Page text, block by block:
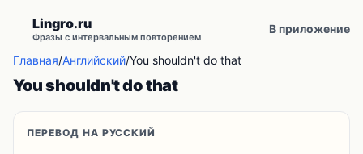
Lingro.ru
Фразы с интервальным повторением
В приложение
Главная/Английский/You shouldn't do that
You shouldn't do that
ПЕРЕВОД НА РУССКИЙ